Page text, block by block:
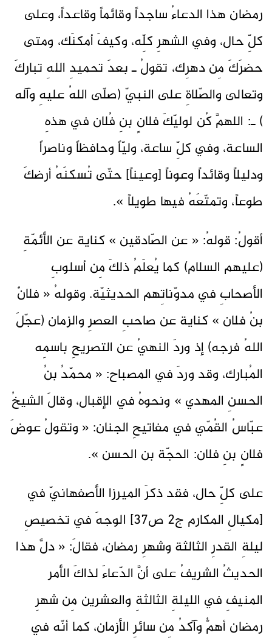
رمضان هذا الدعاءُ ساجداً وقائماً وقاعداً، وعلى
كلِّ حال، وفي الشهرِ كلِّه، وكيفَ أمكنَك، ومتى
حضرَكَ مِن دهرِك، تقولُ ـ بعدَ تحميدِ اللهِ تباركَ
وتعالى والصّلاةِ على النبيّ (صلّى اللهُ عليهِ وآله
) ـ: اللهمَّ كُن لوليّكَ فلانٍ بنِ فُلان في هذهِ
الساعة، وفي كلِّ ساعة، وليّاً وحافظاً وناصراً
ودليلاً وقائداً وعوناً [وعيناً] حتّى تُسكنَهُ أرضكَ
طوعاً، وتمتّعَهُ فيها طويلاً ».
أقولُ: قولهُ: « عن الصّادقين » كناية عن الأئمّةِ
(عليهم السلام) كما يُعلَمُ ذلكَ مِن أسلوبِ
الأصحابِ في مدوّناتِهم الحديثيّة. وقولهُ « فلانٌ
بنُ فلان » كناية عن صاحبِ العصرِ والزمان (عجّلَ
اللهُ فرجه) إذ وردَ النهيُ عن التصريحِ باسمِه
المُبارك، وقد وردَ في المصباح: « محمّدُ بنُ
الحسنِ المهدي » ونحوهُ في الإقبال، وقالَ الشيخُ
عبّاسُ القُمّي في مفاتيحِ الجنان: « وتقولُ عوضَ
فلانٍ بنِ فلان: الحجّة بن الحسن ».
على كلِّ حال، فقد ذكرَ الميرزا الأصفهانيّ في
[مكيالِ المكارم ج2 ص37] الوجهَ في تخصيصِ
ليلةِ القدرِ الثالثة وشهرِ رمضان، فقالَ: « دلَّ هذا
الحديثُ الشريفُ على أنَّ الدّعاءَ لذاكَ الأمر
المنيفِ في الليلةِ الثالثةِ والعشرين مِن شهرِ
رمضان أهمُّ وآكدُ مِن سائرِ الأزمان، كما أنّه في